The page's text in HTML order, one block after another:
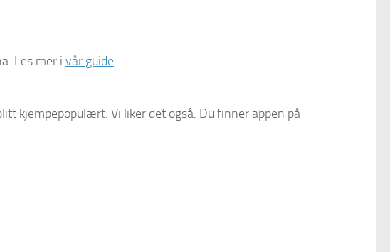
Les mer i vår guide.
kjempepopulært. Vi liker det også. Du finner appen på